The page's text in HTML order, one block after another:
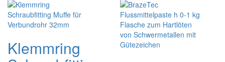
Klemmring